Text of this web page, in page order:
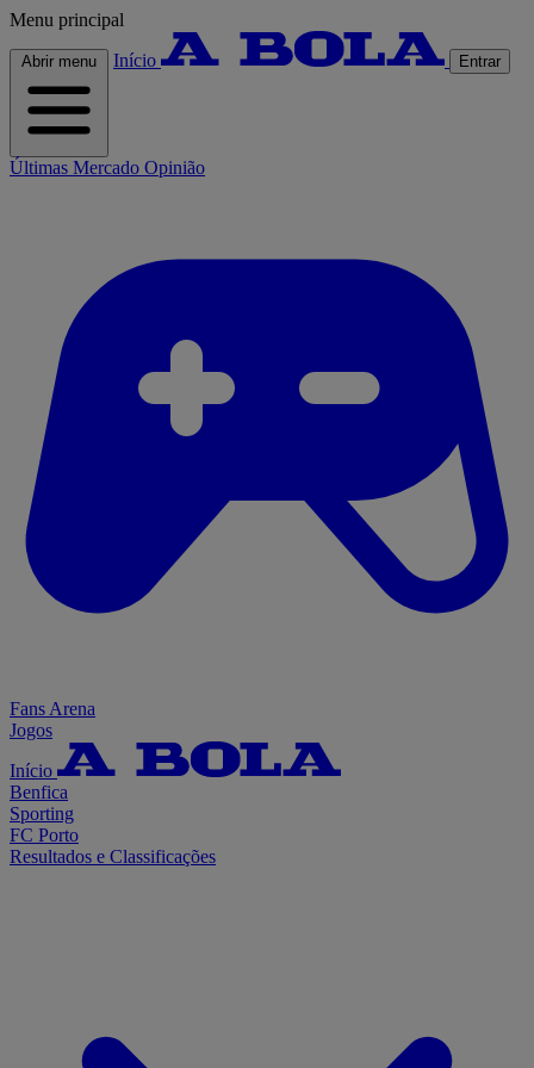
Menu principal
Abrir menu Início Entrar
Últimas Mercado Opinião
Fans Arena
Jogos
Início
Benfica
Sporting
FC Porto
Resultados e Classificações